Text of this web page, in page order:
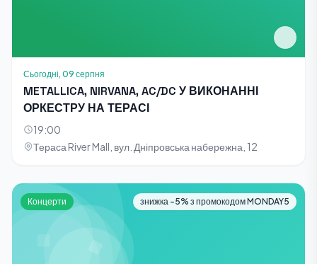
Сьогодні, 09 серпня
METALLICA, NIRVANA, AC/DC У ВИКОНАННІ
ОРКЕСТРУ НА ТЕРАСІ
19:00
Тераса River Mall, вул. Дніпровська набережна, 12
Концерти знижка -5% з промокодом MONDAY5